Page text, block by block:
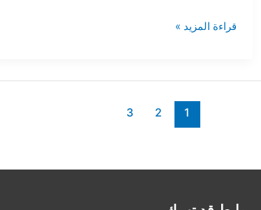
قراءة المزيد »
1
2
3